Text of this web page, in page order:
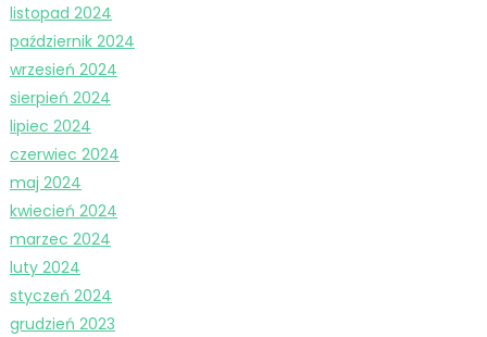
listopad 2024
październik 2024
wrzesień 2024
sierpień 2024
lipiec 2024
czerwiec 2024
maj 2024
kwiecień 2024
marzec 2024
luty 2024
styczeń 2024
grudzień 2023